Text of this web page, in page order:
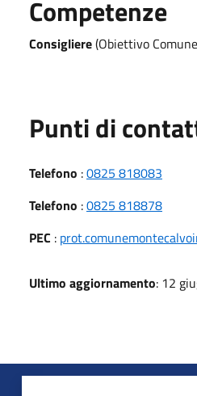
Competenze
Consigliere(Obiettivo
Punti di
Telefono :0825 818083
Telefono :0825 818878
PEC :
Ultimo aggiornamento: 12